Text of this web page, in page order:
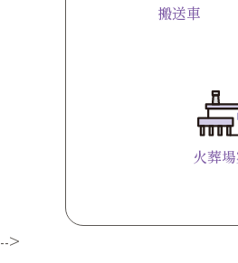
搬送車
火葬
-->